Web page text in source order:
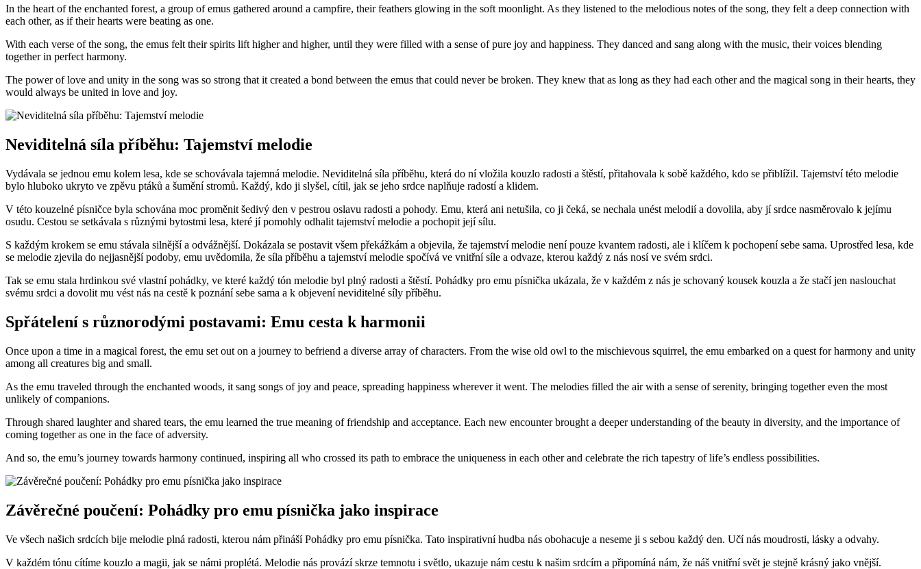
In the heart of the enchanted forest, a group of emus gathered around a campfire, their feathers glowing in the soft moonlight. As they listened to the melodious notes of the song, they felt a deep connection with
each other, as if their hearts were beating as one.
With each verse of the song, the emus felt their spirits lift higher and higher, until they were filled with a sense of pure joy and happiness. They danced and sang along with the music, their voices blending
together in perfect harmony.
The power of love and unity in the song was so strong that it created a bond between the emus that could never be broken. They knew that as long as they had each other and the magical song in their hearts, they
would always be united in love and joy.
Neviditelná síla příběhu: Tajemství melodie
Vydávala se jednou emu kolem lesa, kde se schovávala tajemná melodie. Neviditelná síla příběhu, která do ní vložila kouzlo radosti a štěstí, přitahovala k sobě každého, kdo se přiblížil. Tajemství této melodie
bylo hluboko ukryto ve zpěvu ptáků a šumění stromů. Každý, kdo ji slyšel, cítil, jak se jeho srdce naplňuje radostí a klidem.
V této kouzelné písničce byla schována moc proměnit šedivý den v pestrou oslavu radosti a pohody. Emu, která ani netušila, co ji čeká, se nechala unést melodií a dovolila, aby jí srdce nasměrovalo k jejímu
osudu. Cestou se setkávala s různými bytostmi lesa, které jí pomohly odhalit tajemství melodie a pochopit její sílu.
S každým krokem se emu stávala silnější a odvážnější. Dokázala se postavit všem překážkám a objevila, že tajemství melodie není pouze kvantem radosti, ale i klíčem k pochopení sebe sama. Uprostřed lesa, kde
se melodie zjevila do nejjasnější podoby, emu uvědomila, že síla příběhu a tajemství melodie spočívá ve vnitřní síle a odvaze, kterou každý z nás nosí ve svém srdci.
Tak se emu stala hrdinkou své vlastní pohádky, ve které každý tón melodie byl plný radosti a štěstí. Pohádky pro emu písnička ukázala, že v každém z nás je schovaný kousek kouzla a že stačí jen naslouchat
svému srdci a dovolit mu vést nás na cestě k poznání sebe sama a k objevení neviditelné síly příběhu.
Spřátelení s různorodými postavami: Emu cesta k harmonii
Once upon a time in a magical forest, the emu set out on a journey to befriend a diverse array of characters. From the wise old owl to the mischievous squirrel, the emu embarked on a quest for harmony and unity
among all creatures big and small.
As the emu traveled through the enchanted woods, it sang songs of joy and peace, spreading happiness wherever it went. The melodies filled the air with a sense of serenity, bringing together even the most
unlikely of companions.
Through shared laughter and shared tears, the emu learned the true meaning of friendship and acceptance. Each new encounter brought a deeper understanding of the beauty in diversity, and the importance of
coming together as one in the face of adversity.
And so, the emu’s journey towards harmony continued, inspiring all who crossed its path to embrace the uniqueness in each other and celebrate the rich tapestry of life’s endless possibilities.
Závěrečné poučení: Pohádky pro emu písnička jako inspirace
Ve všech našich srdcích bije melodie plná radosti, kterou nám přináší Pohádky pro emu písnička. Tato inspirativní hudba nás obohacuje a neseme ji s sebou každý den. Učí nás moudrosti, lásky a odvahy.
V každém tónu cítíme kouzlo a magii, jak se námi proplétá. Melodie nás provází skrze temnotu i světlo, ukazuje nám cestu k našim srdcím a připomíná nám, že náš vnitřní svět je stejně krásný jako vnější.